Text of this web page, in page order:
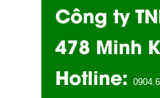
Công ty
478 Minh
Hotline: